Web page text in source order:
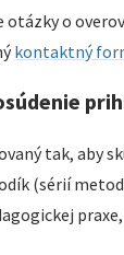
otázky o
kontaktný
tak, aby
(sérií